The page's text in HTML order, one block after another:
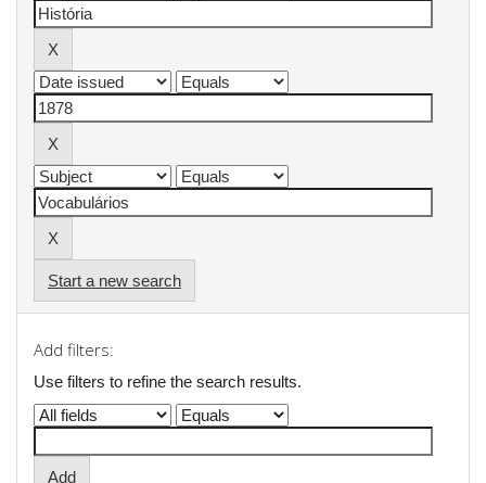
Start a new search
Add filters:
Use filters to refine the search results.